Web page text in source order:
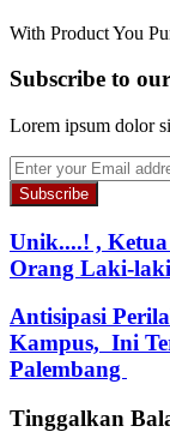
With Product You
Subscribe to
Lorem ipsum dolor
Enter
your
Email
address
Unik....! ,
Orang Laki-
Antisipasi
Kampus, Ini
Palembang
Tinggalkan